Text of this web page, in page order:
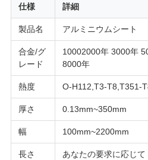
仕様 詳細
製品名 アルミニウムシート
合金/グ
レード
10002000年 3000年
8000年
熱度 O-H112,T3-T8,T351-
厚さ 0.13mm~350mm
幅 100mm~2200mm
長さ あなたの要求に応じて